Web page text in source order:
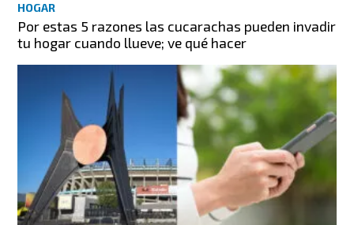
HOGAR
Por estas 5 razones las cucarachas pueden invadir
tu hogar cuando llueve; ve qué hacer